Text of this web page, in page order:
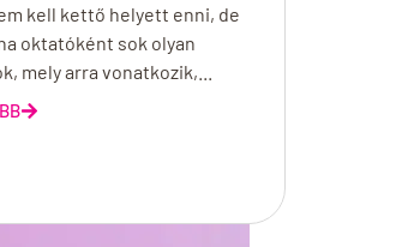
kell kettő helyett enni, de
oktatóként sok olyan
mely arra vonatkozik,...